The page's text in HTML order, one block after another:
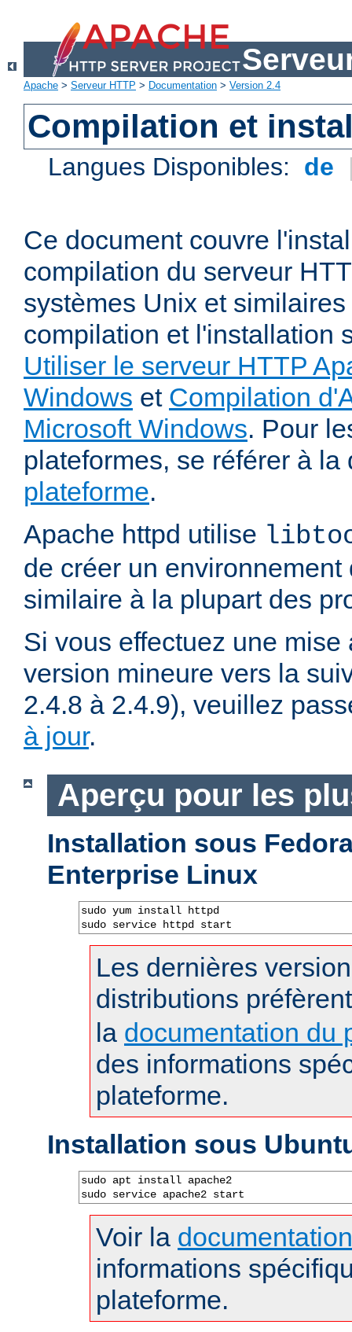
Apache > Serveur HTTP > Documentation > Version 2.4
Compilation et
Langues Disponibles: de
Ce document couvre
compilation du serveur
systèmes Unix et
compilation et l'installation
Utiliser le serveur HTTP
Windows et Compilation
Microsoft Windows. Pour
plateformes, se référer à
plateforme.
Apache httpd utilise
de créer un environnement
similaire à la plupart des
Si vous effectuez une
version mineure vers la
2.4.8 à 2.4.9), veuillez
à jour.
Aperçu pour les
Installation sous
Enterprise Linux
sudo yum install httpd
sudo service httpd start
Les dernières
distributions
la documentation du
des informations
plateforme.
Installation sous
sudo apt install apache2
sudo service apache2 start
Voir la
informations
plateforme.